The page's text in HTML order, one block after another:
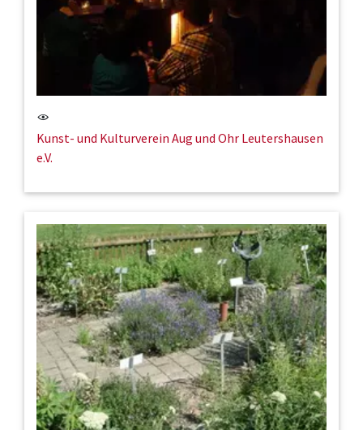
Kunst- und Kulturverein Aug und Ohr Leutershausen
e.V.